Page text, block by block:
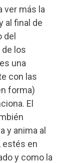
ver más la
al final de
del
los
una
con las
forma)
El
y anima al
estés en
y como la